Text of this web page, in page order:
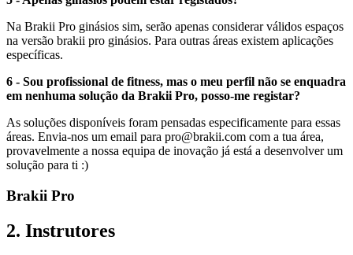
Na Brakii Pro ginásios sim, serão apenas considerar válidos espaços
na versão brakii pro ginásios. Para outras áreas existem aplicações
específicas.
6 - Sou profissional de fitness, mas o meu perfil não se enquadra
em nenhuma solução da Brakii Pro, posso-me registar?
As soluções disponíveis foram pensadas especificamente para essas
áreas. Envia-nos um email para pro@brakii.com com a tua área,
provavelmente a nossa equipa de inovação já está a desenvolver um
solução para ti :)
Brakii Pro
2. Instrutores